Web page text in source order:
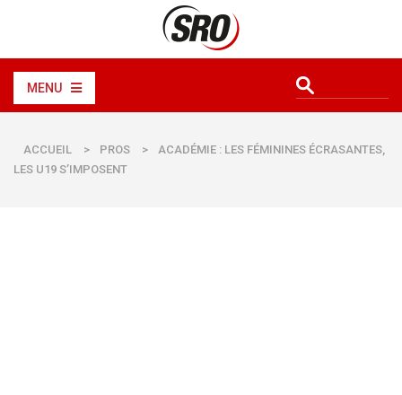
MENU
ACCUEIL > PROS >
ACADÉMIE : LES FÉMININES ÉCRASANTES,
LES U19 S’IMPOSENT